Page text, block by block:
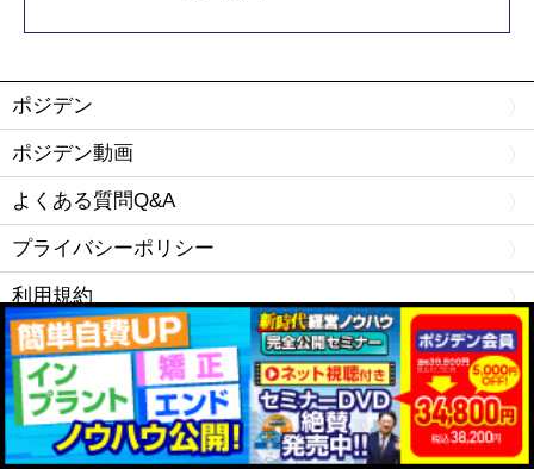
ポジデン
ポジデン動画
よくある質問Q&A
プライバシーポリシー
利用規約
運営会社
お問い合わせ
Copyright © ポジデン.com All rights Reserved.